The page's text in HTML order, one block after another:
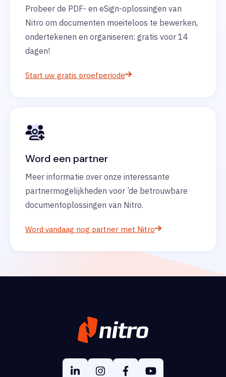
Probeer de PDF- en eSign-oplossingen van
Nitro om documenten moeiteloos te bewerken,
ondertekenen en organiseren: gratis voor 14
dagen!
Start uw gratis proefperiode
Word een partner
Meer informatie over onze interessante
partnermogelijkheden voor ’de betrouwbare
documentoplossingen van Nitro.
Word vandaag nog partner met Nitro